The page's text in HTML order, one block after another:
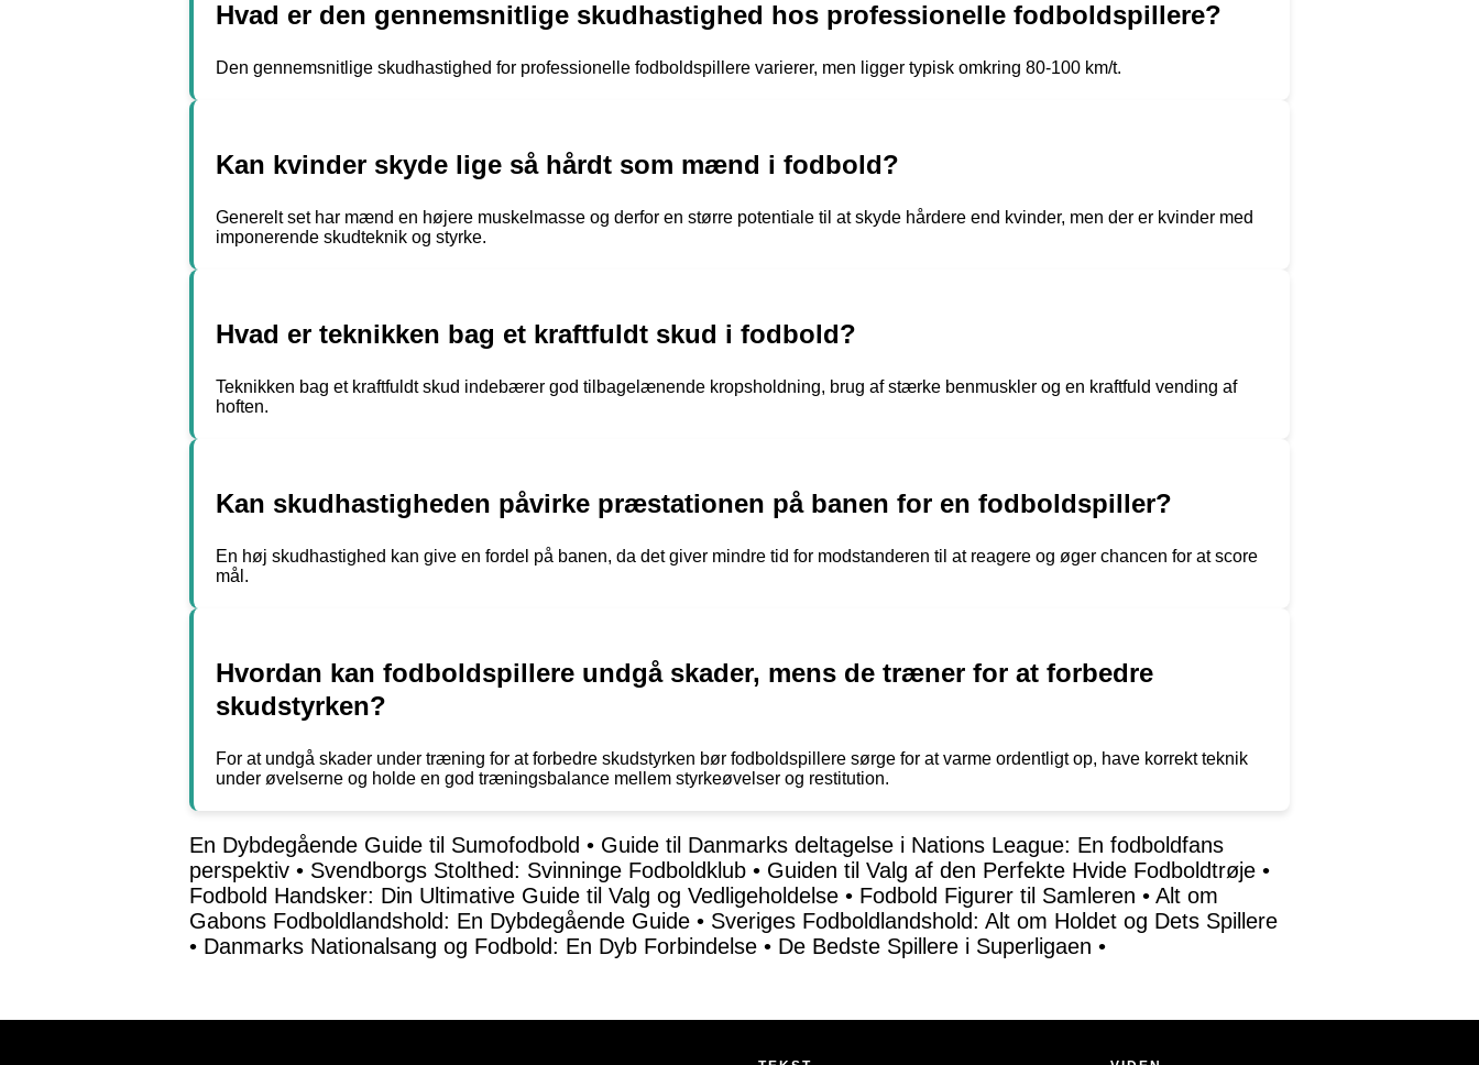
Hvad er den gennemsnitlige skudhastighed hos professionelle fodboldspillere?
Den gennemsnitlige skudhastighed for professionelle fodboldspillere varierer, men ligger typisk omkring 80-100 km/t.
Kan kvinder skyde lige så hårdt som mænd i fodbold?
Generelt set har mænd en højere muskelmasse og derfor en større potentiale til at skyde hårdere end kvinder, men der er kvinder med
imponerende skudteknik og styrke.
Hvad er teknikken bag et kraftfuldt skud i fodbold?
Teknikken bag et kraftfuldt skud indebærer god tilbagelænende kropsholdning, brug af stærke benmuskler og en kraftfuld vending af
hoften.
Kan skudhastigheden påvirke præstationen på banen for en fodboldspiller?
En høj skudhastighed kan give en fordel på banen, da det giver mindre tid for modstanderen til at reagere og øger chancen for at score
mål.
Hvordan kan fodboldspillere undgå skader, mens de træner for at forbedre
skudstyrken?
For at undgå skader under træning for at forbedre skudstyrken bør fodboldspillere sørge for at varme ordentligt op, have korrekt teknik
under øvelserne og holde en god træningsbalance mellem styrkeøvelser og restitution.
En Dybdegående Guide til Sumofodbold • Guide til Danmarks deltagelse i Nations League: En fodboldfans
perspektiv • Svendborgs Stolthed: Svinninge Fodboldklub • Guiden til Valg af den Perfekte Hvide Fodboldtrøje •
Fodbold Handsker: Din Ultimative Guide til Valg og Vedligeholdelse • Fodbold Figurer til Samleren • Alt om
Gabons Fodboldlandshold: En Dybdegående Guide • Sveriges Fodboldlandshold: Alt om Holdet og Dets Spillere
• Danmarks Nationalsang og Fodbold: En Dyb Forbindelse • De Bedste Spillere i Superligaen •